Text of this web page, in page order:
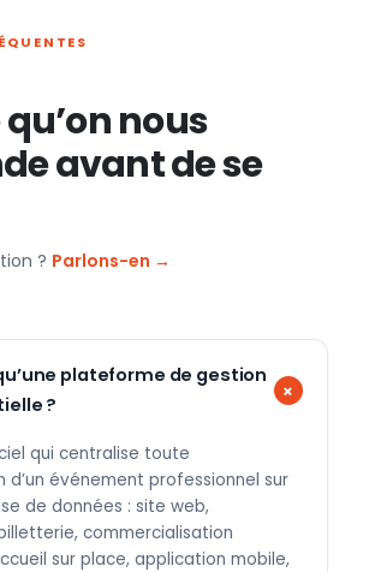
nous
avant de se
? Parlons-en →
plateforme de gestion
?
qui centralise toute
d’un événement professionnel sur
de données : site web,
commercialisation
sur place, application mobile,